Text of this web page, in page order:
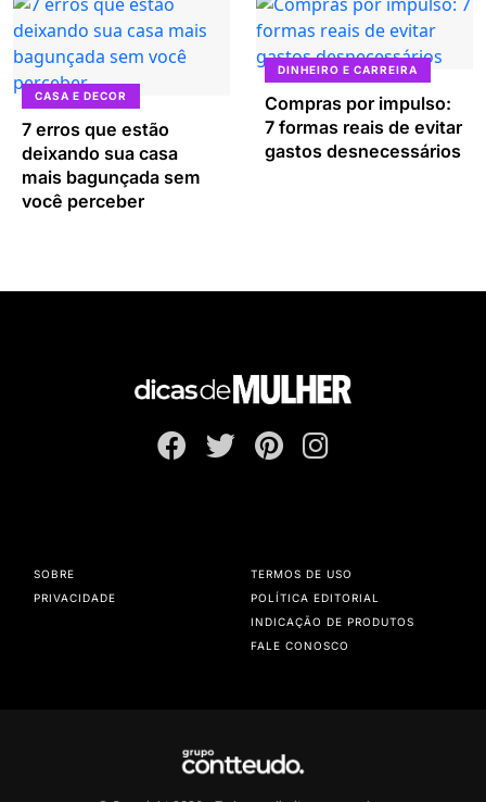
CASA E DECOR
7 erros que estão
deixando sua casa
mais bagunçada sem
você perceber
DINHEIRO E CARREIRA
Compras por impulso:
7 formas reais de evitar
gastos desnecessários
SOBRE
PRIVACIDADE
TERMOS DE USO
POLÍTICA EDITORIAL
INDICAÇÃO DE PRODUTOS
FALE CONOSCO